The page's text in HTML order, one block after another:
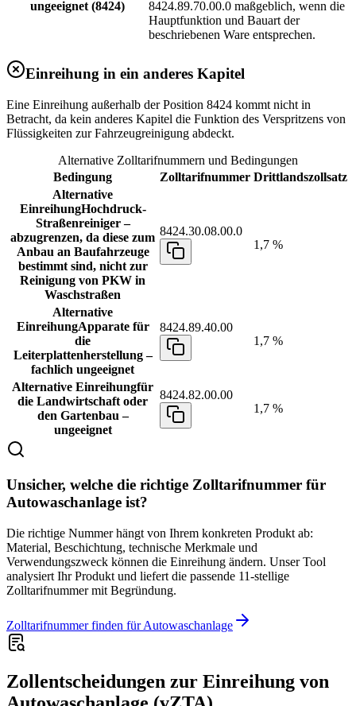
ungeeignet (8424)
8424.89.70.00.0 maßgeblich, wenn die
Hauptfunktion und Bauart der
beschriebenen Ware entsprechen.
Einreihung in ein anderes Kapitel
Eine Einreihung außerhalb der Position 8424 kommt nicht in
Betracht, da kein anderes Kapitel die Funktion des Verspritzens von
Flüssigkeiten zur Fahrzeugreinigung abdeckt.
Alternative Zolltarifnummern und Bedingungen
Bedingung
Zolltarifnummer Drittlandszollsatz
Alternative
EinreihungHochdruck-
Straßenreiniger –
abzugrenzen, da diese zum
Anbau an Baufahrzeuge
bestimmt sind, nicht zur
Reinigung von PKW in
Waschstraßen
8424.30.08.00.0
1,7 %
Alternative
EinreihungApparate für
die
Leiterplattenherstellung –
fachlich ungeeignet
8424.89.40.00
1,7 %
Alternative Einreihungfür
die Landwirtschaft oder
den Gartenbau –
ungeeignet
8424.82.00.00
1,7 %
Unsicher, welche die richtige Zolltarifnummer für
Autowaschanlage ist?
Die richtige Nummer hängt von Ihrem konkreten Produkt ab:
Material, Beschichtung, technische Merkmale und
Verwendungszweck können die Einreihung ändern. Unser Tool
analysiert Ihr Produkt und liefert die passende 11-stellige
Zolltarifnummer mit Begründung.
Zolltarifnummer finden für Autowaschanlage
Zollentscheidungen zur Einreihung von